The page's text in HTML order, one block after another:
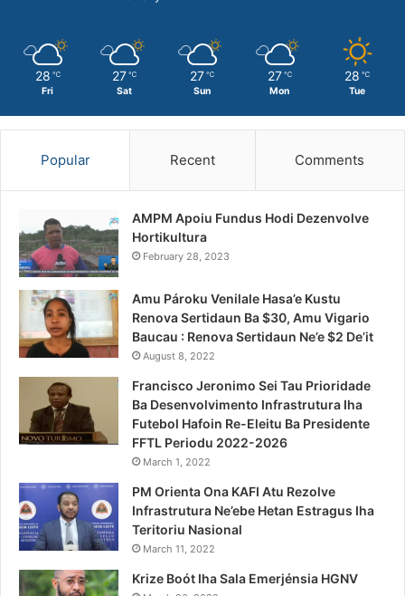
28 ℃
Fri
27 ℃
Sat
27 ℃
Sun
27 ℃
Mon
28 ℃
Tue
Popular Recent Comments
AMPM Apoiu Fundus Hodi Dezenvolve
Hortikultura
February 28, 2023
Amu Pároku Venilale Hasa’e Kustu
Renova Sertidaun Ba $30, Amu Vigario
Baucau : Renova Sertidaun Ne’e $2 De’it
August 8, 2022
Francisco Jeronimo Sei Tau Prioridade
Ba Desenvolvimento Infrastrutura Iha
Futebol Hafoin Re-Eleitu Ba Presidente
FFTL Periodu 2022-2026
March 1, 2022
PM Orienta Ona KAFI Atu Rezolve
Infrastrutura Ne’ebe Hetan Estragus Iha
Teritoriu Nasional
March 11, 2022
Krize Boót Iha Sala Emerjénsia HGNV